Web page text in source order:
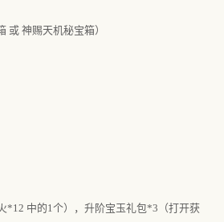
或 神赐天机秘宝箱）
*12 中的1个），升阶宝玉礼包*3（打开获